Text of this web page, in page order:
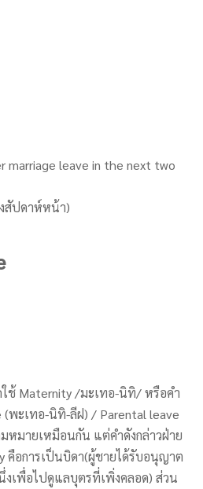
marriage leave in the next two
สัปดาห์หน้า)
ช้ Maternity /มะเทอ-นิทิ/ หรือคำ
พะเทอ-นิทิ-ลีฝ) / Parental leave
หมายเหมือนกัน แต่คำดังกล่าวฝ่าย
คือการเป็นบิดา(ผู้ชายได้รับอนุญาต
งเพื่อไปดูแลบุตรที่เพิ่งคลอด) ส่วน